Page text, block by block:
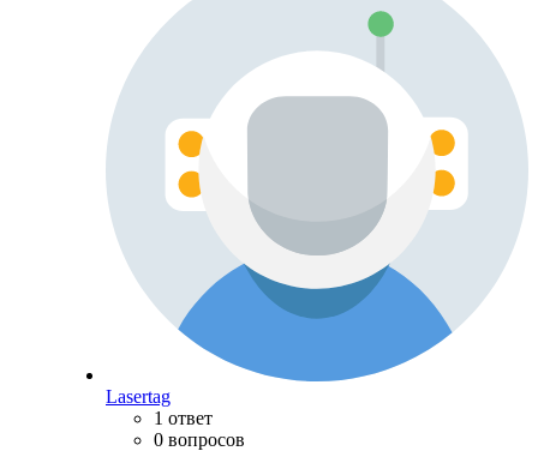
Lasertag
1 ответ
0 вопросов